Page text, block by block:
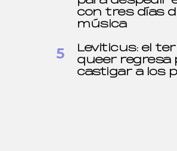
con tres días
música
Leviticus: el
queer regresa
castigar a los